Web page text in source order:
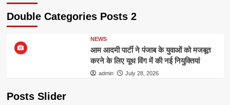
Double Categories Posts 2
NEWS
आम आदमी पार्टी ने पंजाब के युवाओं को मजबूत
करने के लिए यूथ विंग में की नई नियुक्तियां
admin July 28, 2026
Posts Slider